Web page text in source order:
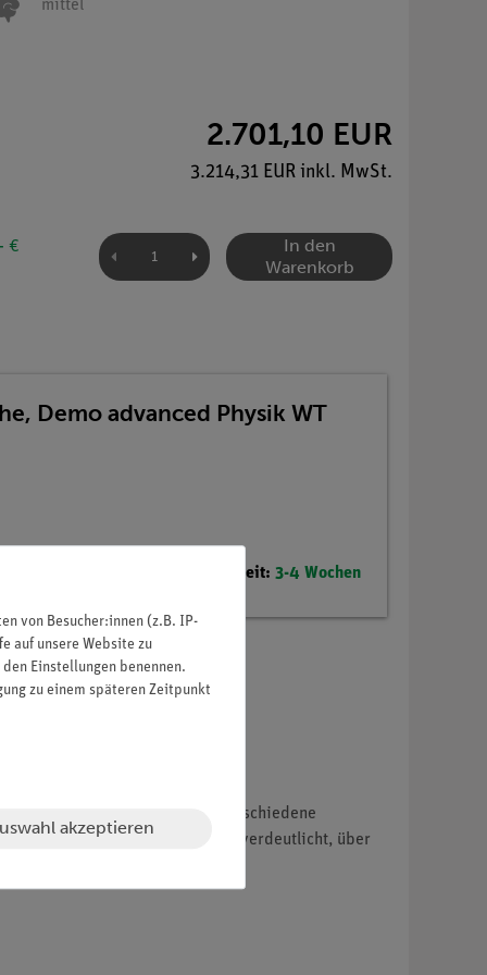
mittel
2.701,10 EUR
3.214,31 EUR inkl. MwSt.
€
In den
Warenkorb
Demo advanced Physik WT
Lieferzeit: 3-4 Wochen
In diesem Versuch werden verschiedene
Zeiger an einer Rollachse verdeutlicht, über
von Besucher:innen (z.B. IP-
auf unsere Website zu
Einstellungen benennen.
zu einem späteren Zeitpunkt
akzeptieren